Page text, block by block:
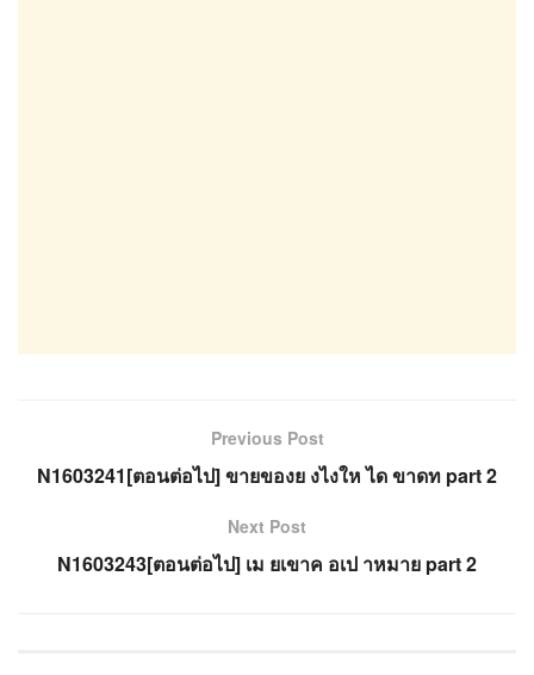
Previous Post
N1603241[ตอนต่อไป] ขายของย งไงให ได ขาดท part 2
Next Post
N1603243[ตอนต่อไป] เม ยเขาค อเป าหมาย part 2